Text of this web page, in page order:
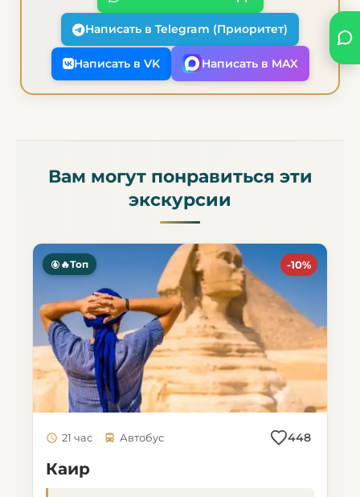
Написать в Telegram (Приоритет)
Написать в VK Написать в MAX
Вам могут понравиться эти
экскурсии
🔥Топ -10%
21 час Автобус 448
Каир